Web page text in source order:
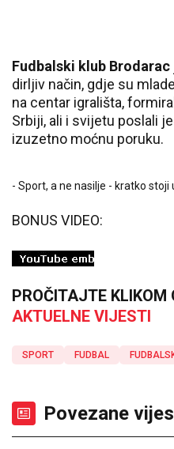
Fudbalski klub Brodarac
dirljiv način, gdje su
na centar igrališta,
Srbiji, ali i svijetu poslali
izuzetno moćnu poruku.
- Sport, a ne nasilje - kratko stoji
BONUS VIDEO:
PROČITAJTE KLIKOM
AKTUELNE VIJESTI
SPORT FUDBAL
Povezane